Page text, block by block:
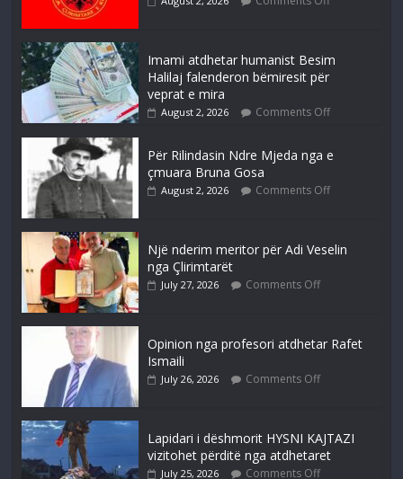
Imami atdhetar humanist Besim
Halilaj falenderon bëmiresit për
veprat e mira
August 2, 2026 Comments Off
Për Rilindasin Ndre Mjeda nga e
çmuara Bruna Gosa
August 2, 2026 Comments Off
Një nderim meritor për Adi Veselin
nga Çlirimtarët
July 27, 2026 Comments Off
Opinion nga profesori atdhetar Rafet
Ismaili
July 26, 2026 Comments Off
Lapidari i dëshmorit HYSNI KAJTAZI
vizitohet përditë nga atdhetaret
July 25, 2026 Comments Off